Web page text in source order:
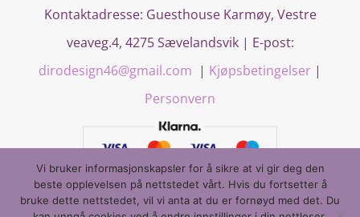
Kontaktadresse: Guesthouse Karmøy, Vestre
veaveg.4, 4275 Sævelandsvik| E-post:
dirodesign46@gmail.com | Kjøpsbetingelser |
Personvern
Vi bruker informasjonskapsler for å sikre at vi gir deg den
beste opplevelsen på nettstedet vårt. Hvis du fortsetter å
bruke dette nettstedet, vil vi anta at du er fornøyd med det. Du